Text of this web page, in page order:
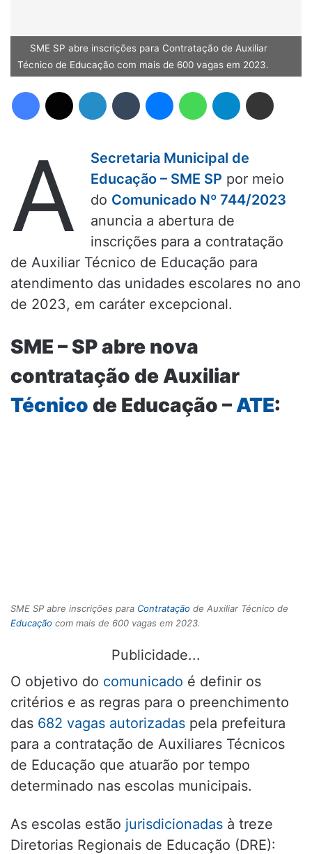
SME SP abre inscrições para Contratação de Auxiliar
Técnico de Educação com mais de 600 vagas em 2023.
A
Secretaria Municipal de
Educação – SME SP por meio
do Comunicado Nº 744/2023
anuncia a abertura de
inscrições para a contratação
de Auxiliar Técnico de Educação para
atendimento das unidades escolares no ano
de 2023, em caráter excepcional.
SME – SP abre nova
contratação de Auxiliar
Técnico de Educação –ATE:
SME SP abre inscrições para Contratação de Auxiliar Técnico de
Educação com mais de 600 vagas em 2023.
Publicidade...
O objetivo do comunicado é definir os
critérios e as regras para o preenchimento
das 682 vagas autorizadas pela prefeitura
para a contratação de Auxiliares Técnicos
de Educação que atuarão por tempo
determinado nas escolas municipais.
As escolas estão jurisdicionadas à treze
Diretorias Regionais de Educação (DRE):